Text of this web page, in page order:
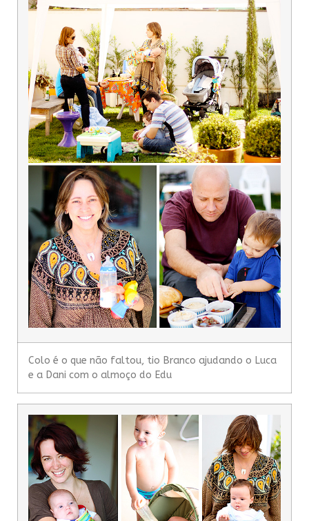
Colo é o que não faltou, tio Branco ajudando o Luca
e a Dani com o almoço do Edu